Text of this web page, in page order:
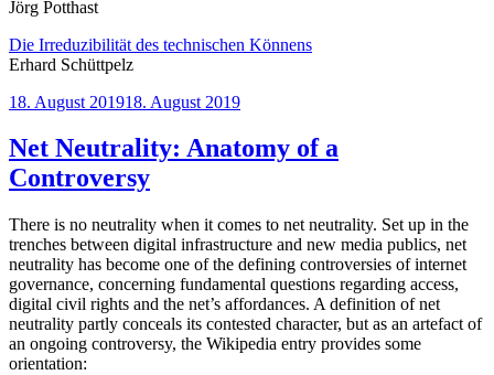
Jörg Potthast
Die Irreduzibilität des technischen Könnens
Erhard Schüttpelz
Veröffentlicht
18. August 201918. August 2019
Net Neutrality: Anatomy of a
Controversy
There is no neutrality when it comes to net neutrality. Set up in the
trenches between digital infrastructure and new media publics, net
neutrality has become one of the defining controversies of internet
governance, concerning fundamental questions regarding access,
digital civil rights and the net’s affordances. A definition of net
neutrality partly conceals its contested character, but as an artefact of
an ongoing controversy, the Wikipedia entry provides some
orientation: